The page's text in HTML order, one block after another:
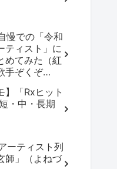
慢での「令和
ティスト」に
めてみた（紅
手ぞくぞ
】「Rxヒット
・中・長期
ーティスト列
師」（よねづ